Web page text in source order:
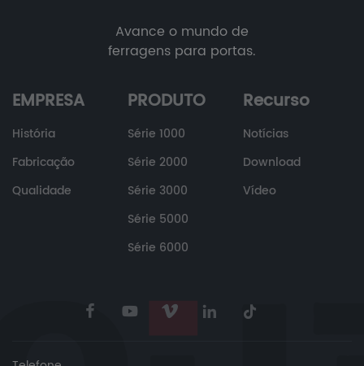
Avance o mundo de
ferragens para portas.
EMPRESA
História
Fabricação
Qualidade
PRODUTO
Série 1000
Série 2000
Série 3000
Série 5000
Série 6000
Recurso
Notícias
Download
Vídeo